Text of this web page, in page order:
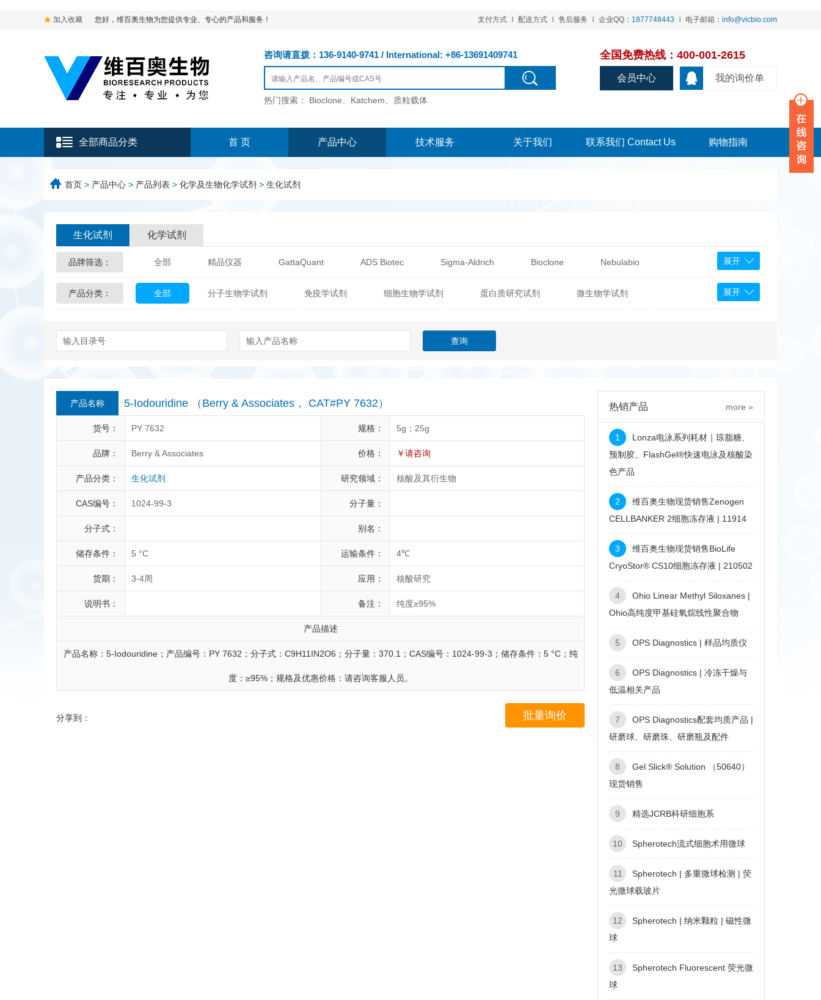
加入收藏 您好，维百奥生物为您提供专业、专心的产品和服务！ 支付方式 配送方式 售后服务 企业QQ： 1877748443 电子邮箱： info@vicbio.com
咨询请直拨：136-9140-9741 / International: +86-13691409741
热门搜索： Bioclone、Katchem、质粒载体
全国免费热线：400-001-2615
我的询价单
会员中心
全部商品分类 首 页 产品中心 技术服务 关于我们 联系我们 Contact Us 购物指南
首页 > 产品中心 > 产品列表 > 化学及生物化学试剂 > 生化试剂
生化试剂 化学试剂
品牌筛选： 全部 精品仪器 GattaQuant ADS Biotec Sigma-Aldrich Bioclone Nebulabio
Glycon Biochem Sterlitech 热销产品 辰辉创聚生物® (Nebulabio) BPS Bioscience
Mediagnost
Cytodiagnostics Katchem
Berry & Associates Hybrid Plastics Milenia Biotec Sunrise Science
LGC Maine Standards Pall Lonza 康为世纪
Abbexa AbD Serotec Abnova Active Motif
展开
产品分类： 全部 分子生物学试剂 免疫学试剂 细胞生物学试剂 蛋白质研究试剂 微生物学试剂 展开
产品名称 5-Iodouridine （Berry & Associates， CAT#PY 7632）
货号： PY 7632 规格： 5g；25g
品牌： Berry & Associates 价格： ￥请咨询
产品分类： 生化试剂 研究领域： 核酸及其衍生物
CAS编号： 1024-99-3 分子量：
分子式： 别名：
储存条件： 5 °C 运输条件： 4℃
货期： 3-4周 应用： 核酸研究
说明书： 备注： 纯度≥95%
产品描述
产品名称：5-Iodouridine；产品编号：PY 7632；分子式：C9H11IN2O6；分子量：370.1；CAS编号：1024-99-3；储存条件：5 °C；纯
度：≥95%；规格及优惠价格：请咨询客服人员。
分享到： 批量询价
热销产品 more »
1
Lonza电泳系列耗材｜琼脂糖、
预制胶、FlashGel®快速电泳及核酸染
色产品
2
维百奥生物现货销售Zenogen
CELLBANKER 2细胞冻存液 | 11914
3
维百奥生物现货销售BioLife
CryoStor® CS10细胞冻存液 | 210502
4
Ohio Linear Methyl Siloxanes |
Ohio高纯度甲基硅氧烷线性聚合物
5 OPS Diagnostics | 样品均质仪
6
OPS Diagnostics | 冷冻干燥与
低温相关产品
7
OPS Diagnostics配套均质产品 |
研磨球、研磨珠、研磨瓶及配件
8
Gel Slick® Solution （50640）
现货销售
9 精选JCRB科研细胞系
10 Spherotech流式细胞术用微球
11
Spherotech | 多重微球检测 | 荧
光微球载玻片
12
Spherotech | 纳米颗粒 | 磁性微
球
13
Spherotech Fluorescent 荧光微
球